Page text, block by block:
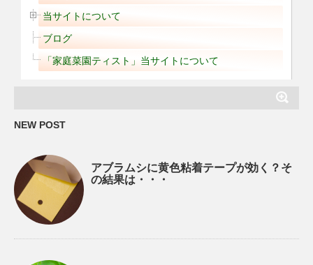
当サイトについて
ブログ
「家庭菜園ティスト」当サイトについて
NEW POST
アブラムシに黄色粘着テープが効く？そ
の結果は・・・